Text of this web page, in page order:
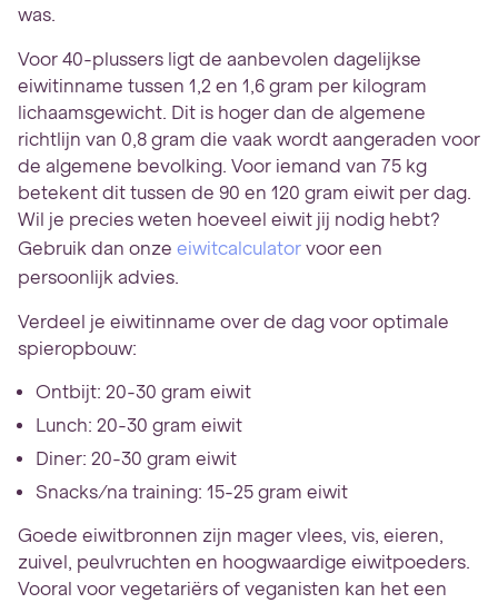
was.
Voor 40-plussers ligt de aanbevolen dagelijkse
eiwitinname tussen 1,2 en 1,6 gram per kilogram
lichaamsgewicht. Dit is hoger dan de algemene
richtlijn van 0,8 gram die vaak wordt aangeraden voor
de algemene bevolking. Voor iemand van 75 kg
betekent dit tussen de 90 en 120 gram eiwit per dag.
Wil je precies weten hoeveel eiwit jij nodig hebt?
Gebruik dan onze eiwitcalculator voor een
persoonlijk advies.
Verdeel je eiwitinname over de dag voor optimale
spieropbouw:
Ontbijt: 20-30 gram eiwit
Lunch: 20-30 gram eiwit
Diner: 20-30 gram eiwit
Snacks/na training: 15-25 gram eiwit
Goede eiwitbronnen zijn mager vlees, vis, eieren,
zuivel, peulvruchten en hoogwaardige eiwitpoeders.
Vooral voor vegetariërs of veganisten kan het een